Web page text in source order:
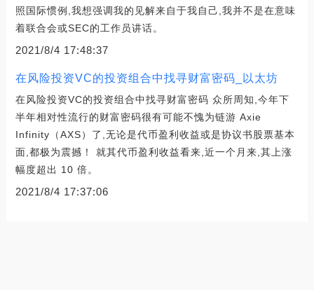
照国际惯例,我想强调我的见解来自于我自己,我并不是在意味
着联合会或SEC的工作员讲话。
2021/8/4 17:48:37
在风险投资VC的投资组合中找寻财富密码_以太坊
在风险投资VC的投资组合中找寻财富密码 众所周知,今年下
半年相对性流行的财富密码很有可能不愧为链游 Axie
Infinity（AXS）了,无论是代币盈利收益或是协议书股票基本
面,都极为震撼！ 就其代币盈利收益看来,近一个月来,其上涨
幅度超出 10 倍。
2021/8/4 17:37:06